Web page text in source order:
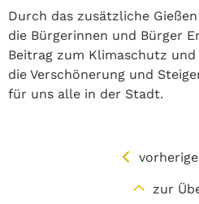
Durch das zusätzliche
die Bürgerinnen und Bürger
Beitrag zum Klimaschutz
die Verschönerung und
für uns alle in der Stadt.
zur